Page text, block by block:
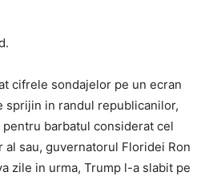
cifrele sondajelor pe un ecran
sprijin in randul republicanilor,
pentru barbatul considerat cel
al sau, guvernatorul Floridei Ron
zile in urma, Trump l-a slabit pe